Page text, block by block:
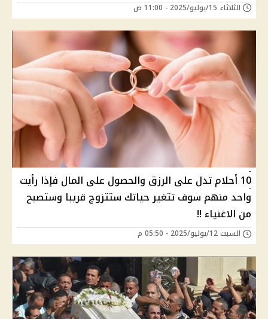
الثلاثاء 15/يوليو/2025 - 11:00 ص
10 أحلام تدل على الرزق والحصول على المال فإذا رأيت
واحد منهم سوف تتغير حياتك ستتزوج قريبا وستصبح
من الاغنياء !!
السبت 12/يوليو/2025 - 05:50 م